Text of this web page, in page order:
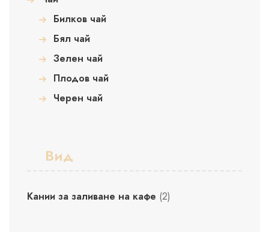
Билков чай
Бял чай
Зелен чай
Плодов чай
Черен чай
Вид
Кании за заливане на кафе (2)